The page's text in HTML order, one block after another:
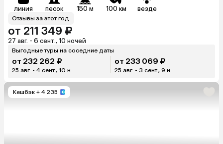
линия песок 150 м 100 км везде
Отзывы за этот год
от 211 349 ₽
27 авг. - 6 сент., 10 ночей
Выгодные туры на соседние даты
от 232 262 ₽
25 авг. - 4 сент., 10 н.
от 233 069 ₽
25 авг. - 3 сент., 9 н.
Кешбэк + 4 235